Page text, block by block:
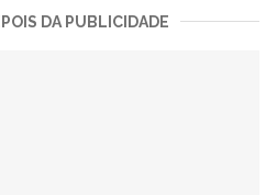
DA PUBLICIDADE